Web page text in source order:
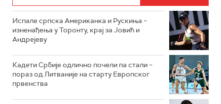
Испале српска Американка и Рускиња –
изненађења у Торонту, крај за Јовић и
Андрејеву
Кадети Србије одлично почели па стали –
пораз од Литваније на старту Европског
првенства